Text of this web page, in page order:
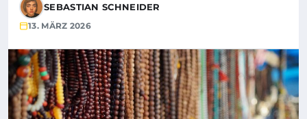
SEBASTIAN SCHNEIDER
13. MÄRZ 2026